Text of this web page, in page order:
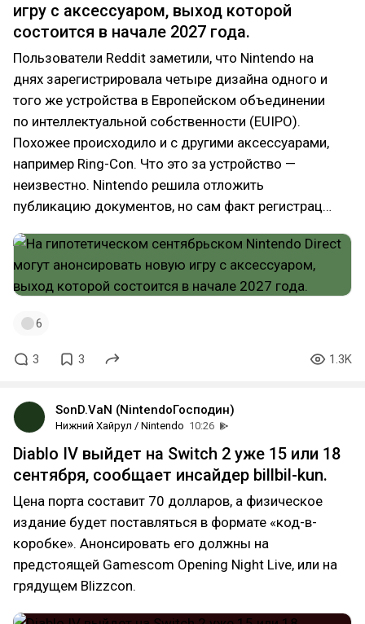
игру с аксессуаром, выход которой
состоится в начале 2027 года.
Пользователи Reddit заметили, что Nintendo на
днях зарегистрировала четыре дизайна одного и
того же устройства в Европейском объединении
по интеллектуальной собственности (EUIPO).
Похожее происходило и с другими аксессуарами,
например Ring-Con. Что это за устройство —
неизвестно. Nintendo решила отложить
публикацию документов, но сам факт регистрац…
6
3 3 1.3K
SonD.VaN (NintendoГосподин)
Нижний Хайрул / Nintendo 10:26
Diablo IV выйдет на Switch 2 уже 15 или 18
сентября, сообщает инсайдер billbil-kun.
Цена порта составит 70 долларов, а физическое
издание будет поставляться в формате «код-в-
коробке». Анонсировать его должны на
предстоящей Gamescom Opening Night Live, или на
грядущем Blizzcon.